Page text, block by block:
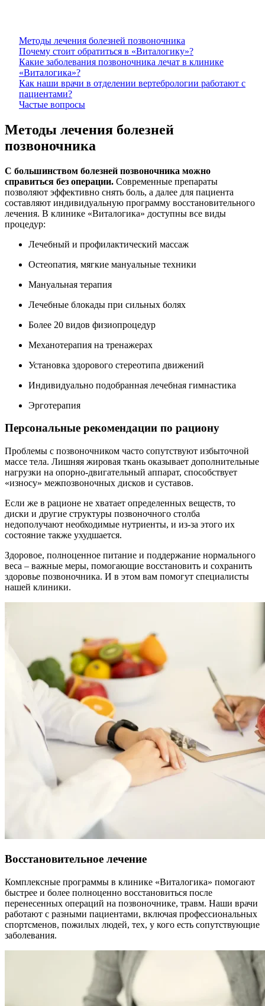
Методы лечения болезней позвоночника
Почему стоит обратиться в «Виталогику»?
Какие заболевания позвоночника лечат в клинике
«Виталогика»?
Как наши врачи в отделении вертебрологии работают с
пациентами?
Частые вопросы
Методы лечения болезней
позвоночника
С большинством болезней позвоночника можно
справиться без операции. Современные препараты
позволяют эффективно снять боль, а далее для пациента
составляют индивидуальную программу восстановительного
лечения. В клинике «Виталогика» доступны все виды
процедур:
Лечебный и профилактический массаж
Остеопатия, мягкие мануальные техники
Мануальная терапия
Лечебные блокады при сильных болях
Более 20 видов физиопроцедур
Механотерапия на тренажерах
Установка здорового стереотипа движений
Индивидуально подобранная лечебная гимнастика
Эрготерапия
Персональные рекомендации по рациону
Проблемы с позвоночником часто сопутствуют избыточной
массе тела. Лишняя жировая ткань оказывает дополнительные
нагрузки на опорно-двигательный аппарат, способствует
«износу» межпозвоночных дисков и суставов.
Если же в рационе не хватает определенных веществ, то
диски и другие структуры позвоночного столба
недополучают необходимые нутриенты, и из-за этого их
состояние также ухудшается.
Здоровое, полноценное питание и поддержание нормального
веса – важные меры, помогающие восстановить и сохранить
здоровье позвоночника. И в этом вам помогут специалисты
нашей клиники.
Восстановительное лечение
Комплексные программы в клинике «Виталогика» помогают
быстрее и более полноценно восстановиться после
перенесенных операций на позвоночнике, травм. Наши врачи
работают с разными пациентами, включая профессиональных
спортсменов, пожилых людей, тех, у кого есть сопутствующие
заболевания.